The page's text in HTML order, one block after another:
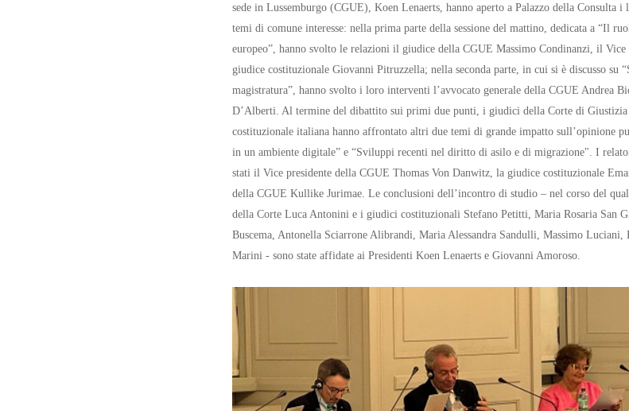
sede in Lussemburgo (CGUE), Koen Lenaerts, hanno aperto a Palazzo della Consulta
temi di comune interesse: nella prima parte della sessione del mattino, dedicata a “Il
europeo”, hanno svolto le relazioni il giudice della CGUE Massimo Condinanzi, il Vice
giudice costituzionale Giovanni Pitruzzella; nella seconda parte, in cui si è discusso su
magistratura”, hanno svolto i loro interventi l’avvocato generale della CGUE Andrea
D’Alberti. Al termine del dibattito sui primi due punti, i giudici della Corte di
costituzionale italiana hanno affrontato altri due temi di grande impatto sull’opinione
in un ambiente digitale” e “Sviluppi recenti nel diritto di asilo e di migrazione". I
stati il Vice presidente della CGUE Thomas Von Danwitz, la giudice costituzionale
della CGUE Kullike Jurimae. Le conclusioni dell’incontro di studio – nel corso del
della Corte Luca Antonini e i giudici costituzionali Stefano Petitti, Maria Rosaria San
Buscema, Antonella Sciarrone Alibrandi, Maria Alessandra Sandulli, Massimo Luciani,
Marini - sono state affidate ai Presidenti Koen Lenaerts e Giovanni Amoroso.